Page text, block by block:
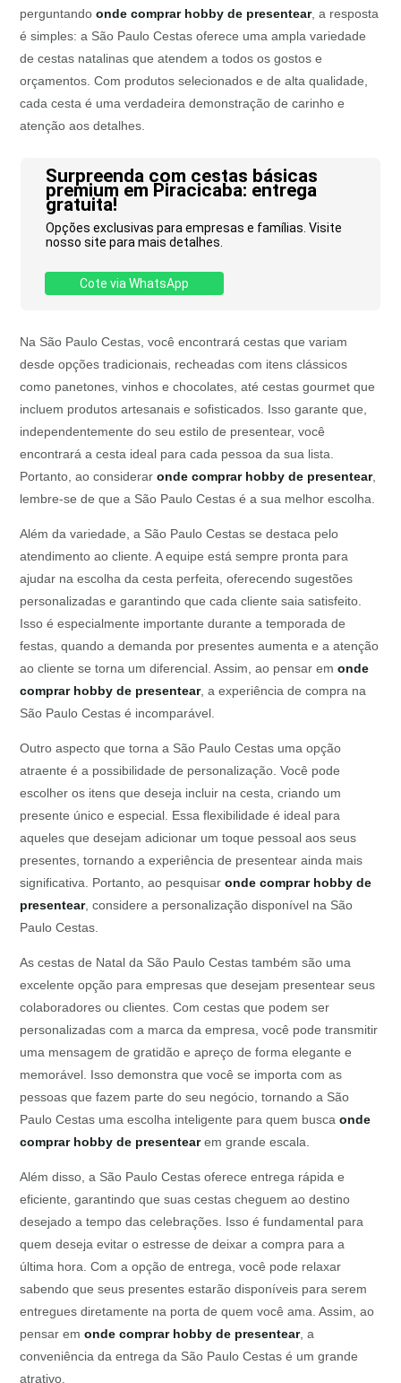
perguntandoonde comprar hobby de presentear, a resposta
é simples: a São Paulo Cestas oferece uma ampla variedade
de cestas natalinas que atendem a todos os gostos e
orçamentos. Com produtos selecionados e de alta qualidade,
cada cesta é uma verdadeira demonstração de carinho e
atenção aos detalhes.
Surpreenda com cestas básicas
premium em Piracicaba: entrega
gratuita!
Opções exclusivas para empresas e famílias. Visite
nosso site para mais detalhes.
Cote via WhatsApp
Na São Paulo Cestas, você encontrará cestas que variam
desde opções tradicionais, recheadas com itens clássicos
como panetones, vinhos e chocolates, até cestas gourmet que
incluem produtos artesanais e sofisticados. Isso garante que,
independentemente do seu estilo de presentear, você
encontrará a cesta ideal para cada pessoa da sua lista.
Portanto, ao consideraronde comprar hobby de presentear,
lembre-se de que a São Paulo Cestas é a sua melhor escolha.
Além da variedade, a São Paulo Cestas se destaca pelo
atendimento ao cliente. A equipe está sempre pronta para
ajudar na escolha da cesta perfeita, oferecendo sugestões
personalizadas e garantindo que cada cliente saia satisfeito.
Isso é especialmente importante durante a temporada de
festas, quando a demanda por presentes aumenta e a atenção
ao cliente se torna um diferencial. Assim, ao pensar emonde
comprar hobby de presentear, a experiência de compra na
São Paulo Cestas é incomparável.
Outro aspecto que torna a São Paulo Cestas uma opção
atraente é a possibilidade de personalização. Você pode
escolher os itens que deseja incluir na cesta, criando um
presente único e especial. Essa flexibilidade é ideal para
aqueles que desejam adicionar um toque pessoal aos seus
presentes, tornando a experiência de presentear ainda mais
significativa. Portanto, ao pesquisaronde comprar hobby de
presentear, considere a personalização disponível na São
Paulo Cestas.
As cestas de Natal da São Paulo Cestas também são uma
excelente opção para empresas que desejam presentear seus
colaboradores ou clientes. Com cestas que podem ser
personalizadas com a marca da empresa, você pode transmitir
uma mensagem de gratidão e apreço de forma elegante e
memorável. Isso demonstra que você se importa com as
pessoas que fazem parte do seu negócio, tornando a São
Paulo Cestas uma escolha inteligente para quem buscaonde
comprar hobby de presentearem grande escala.
Além disso, a São Paulo Cestas oferece entrega rápida e
eficiente, garantindo que suas cestas cheguem ao destino
desejado a tempo das celebrações. Isso é fundamental para
quem deseja evitar o estresse de deixar a compra para a
última hora. Com a opção de entrega, você pode relaxar
sabendo que seus presentes estarão disponíveis para serem
entregues diretamente na porta de quem você ama. Assim, ao
pensar emonde comprar hobby de presentear, a
conveniência da entrega da São Paulo Cestas é um grande
atrativo.